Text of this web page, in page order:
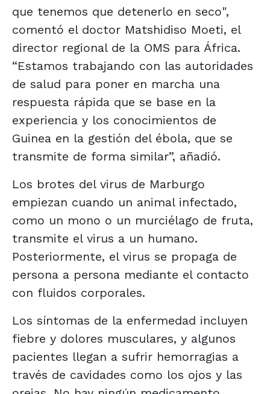
que tenemos que detenerlo en seco",
comentó el doctor Matshidiso Moeti, el
director regional de la OMS para África.
“Estamos trabajando con las autoridades
de salud para poner en marcha una
respuesta rápida que se base en la
experiencia y los conocimientos de
Guinea en la gestión del ébola, que se
transmite de forma similar”, añadió.
Los brotes del virus de Marburgo
empiezan cuando un animal infectado,
como un mono o un murciélago de fruta,
transmite el virus a un humano.
Posteriormente, el virus se propaga de
persona a persona mediante el contacto
con fluidos corporales.
Los síntomas de la enfermedad incluyen
fiebre y dolores musculares, y algunos
pacientes llegan a sufrir hemorragias a
través de cavidades como los ojos y las